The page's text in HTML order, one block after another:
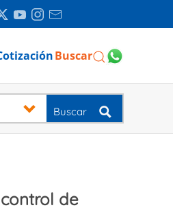
Buscar
Buscar
de